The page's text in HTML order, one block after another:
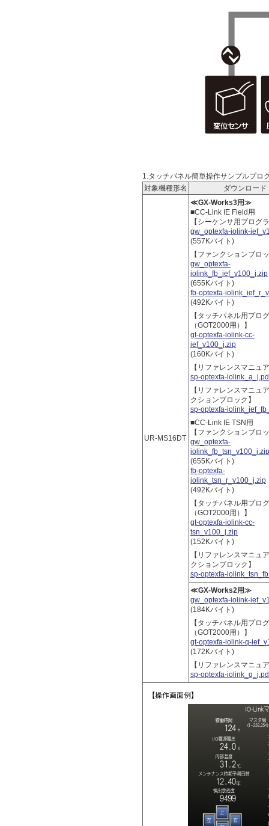
1.タッチパネル簡単操作サンプルプロ
対象機種形名
ダウンロード
UR-MS16DT
≪GX-Works3用≫
■CC-Link IE Field用
【シーケンサ用プログ
gw_optexfa-iolink-
(557Kバイト)
【ファンクションブロ
gw_optexfa-
iolink_fb_ief_v100_j.zip
(655Kバイト)
fb-optexfa-
(492Kバイト)
【タッチパネル用プロ
（GOT2000用）】
gt-optexfa-iolink-cc-
ief_v100_j.zip
(160Kバイト)
【リファレンスマニュ
sp-optexfa-
【リファレンスマニュ
クションブロック】
sp-optexfa-
■CC-Link IE TSN用
【ファンクションブロ
gw_optexfa-
iolink_fb_tsn_v100_j.zip
(655Kバイト)
fb-optexfa-
iolink_tsn_r_v100_j.zip
(492Kバイト)
【タッチパネル用プロ
（GOT2000用）】
gt-optexfa-iolink-cc-
tsn_v100_j.zip
(152Kバイト)
【リファレンスマニュ
クションブロック】
sp-optexfa-
≪GX-Works2用≫
gw_optexfa-iolink-
(184Kバイト)
【タッチパネル用プロ
（GOT2000用）】
gt-optexfa-iolink-q-
(172Kバイト)
【リファレンスマニュ
sp-optexfa-